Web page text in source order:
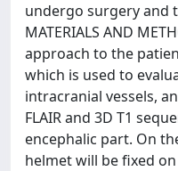
undergo surgery and
MATERIALS AND
approach to the
which is used to
intracranial vessels,
FLAIR and 3D T1
encephalic part. On
helmet will be fixed